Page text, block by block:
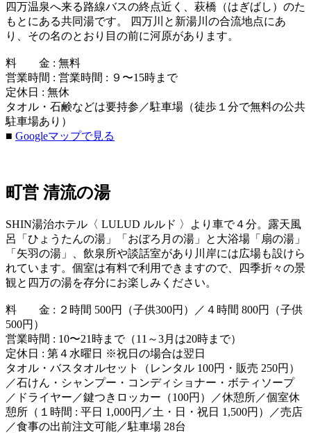
四万温泉へ来る路線バスの終点近く、萩橋（はぎばし）のた
もとにある共同湯です。 四万川と新湯川の合流地点にあ
り、その名のとおり目の前に河原があります。
料 金 : 無料
営業時間 : 営業時間 : ９〜15時まで
定休日 : 無休
タオル・石鹸などは要持参／駐車場（徒歩１分で無料の公共
駐車場あり）
■ Googleマップで見る
町営 清流の湯
SHIN湯治ホテル〈 LULUD ルルド 〉より車で４分。露天風
呂「ひょうたんの湯」「おぼろ月の湯」と大浴場「扇の湯」
「矢羽の湯」、飲泉所や談話室があり川岸には広場も設けら
れています。個室は有料で利用できますので、四季折々の景
観と四万の湯を存分にお楽しみください。
料 金 : ２時間 500円（子供300円）／４時間 800円（子供
500円）
営業時間 : 10〜21時まで（11～3月は20時まで）
定休日 : 第４水曜日 ※祝日の場合は翌日
タオル・バスタオルセット（レンタル 100円・販売 250円）
／石けん・シャンプー・コンディショナー・ボティソープ
／ドライヤー／鍵つきロッカー（100円）／休憩所／個室休
憩所（１時間 : 平日 1,000円／土・日・祝日 1,500円）／売店
／食事の出前注文可能／駐車場 28台